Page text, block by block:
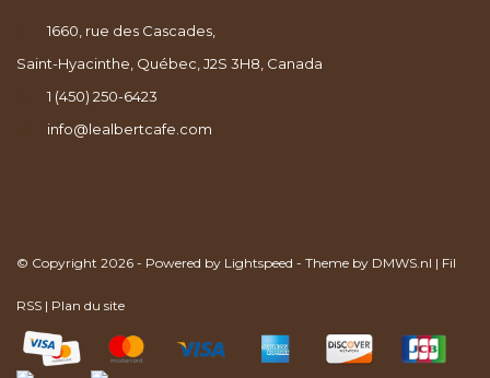
1660, rue des Cascades,
Saint-Hyacinthe, Québec, J2S 3H8, Canada
1 (450) 250-6423
info@lealbertcafe.com
© Copyright 2026 - Powered by Lightspeed - Theme by DMWS.nl | Fil
RSS | Plan du site